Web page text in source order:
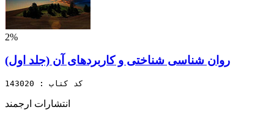
2%
روان شناسی شناختی و کاربردهای آن (جلد اول)
کد کتاب : 143020
انتشارات ارجمند